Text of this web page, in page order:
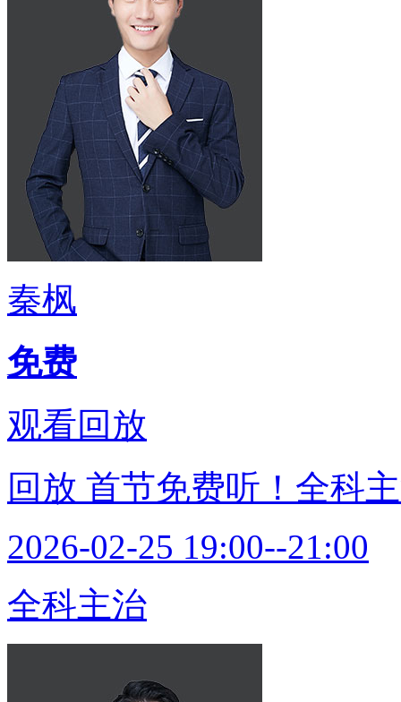
秦枫
免费
观看回放
回放 首节免费听！全科
2026-02-25 19:00--21:00
全科主治